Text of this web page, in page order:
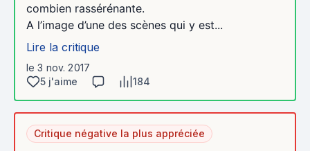
combien rassérénante.
A l’image d’une des scènes qui y est...
Lire la critique
le 3 nov. 2017
5 j'aime
184
Critique négative la plus appréciée